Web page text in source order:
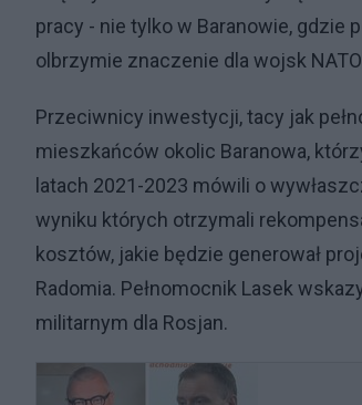
pracy - nie tylko w Baranowie, gdzie
olbrzymie znaczenie dla wojsk
Przeciwnicy inwestycji, tacy jak
mieszkańców okolic Baranowa,
latach 2021-2023 mówili o
wyniku których otrzymali
kosztów, jakie będzie generował
Radomia. Pełnomocnik Lasek
militarnym dla Rosjan.